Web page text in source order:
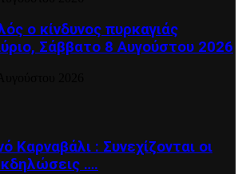
ο κίνδυνος πυρκαγιάς
Σάββατο 8 Αυγούστου 2026
Καρναβάλι : Συνεχίζονται οι
….